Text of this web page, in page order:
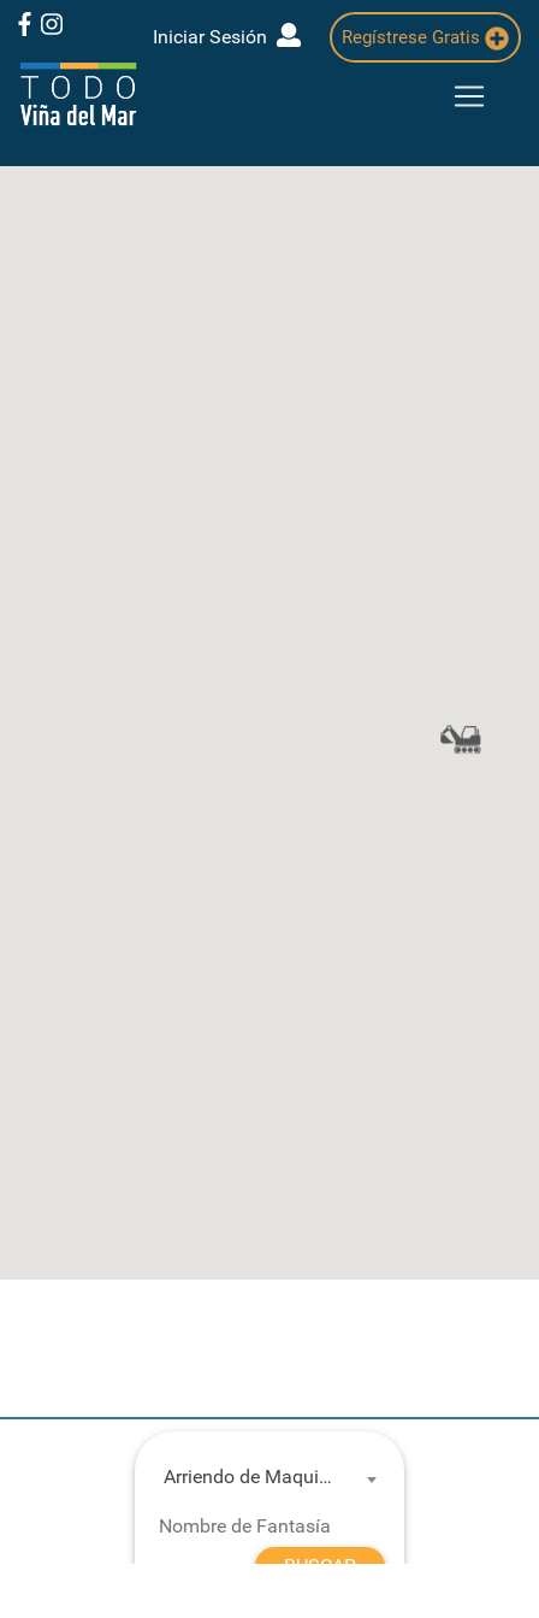
Iniciar Sesión Regístrese Gratis
Arriendo de Maquinaria
BUSCAR